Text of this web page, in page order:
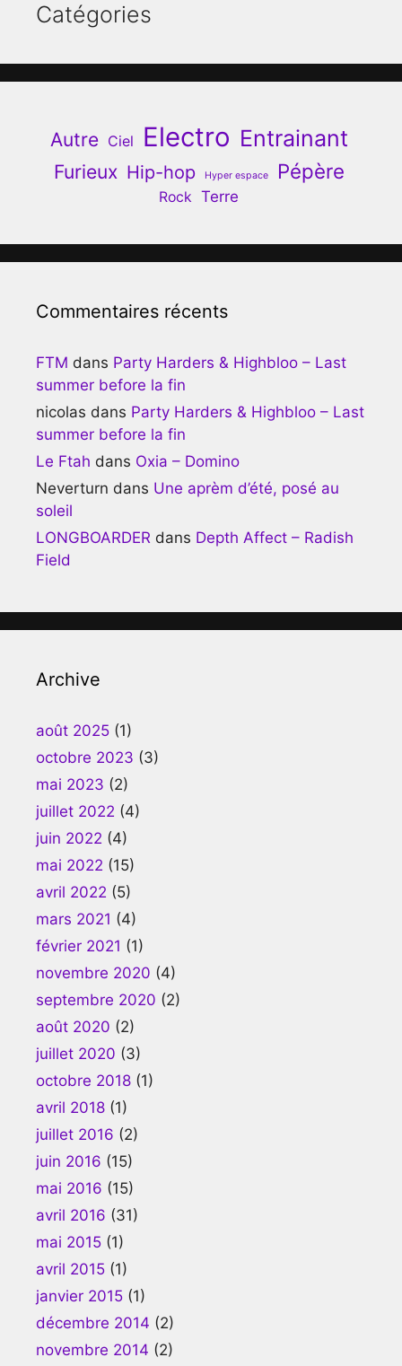
Catégories
Autre Ciel Electro Entrainant
Furieux Hip-hop Hyper espace Pépère
Rock Terre
Commentaires récents
FTM dans Party Harders & Highbloo – Last
summer before la fin
nicolas dans Party Harders & Highbloo – Last
summer before la fin
Le Ftah dans Oxia – Domino
Neverturn dans Une aprèm d’été, posé au
soleil
LONGBOARDER dans Depth Affect – Radish
Field
Archive
août 2025 (1)
octobre 2023 (3)
mai 2023 (2)
juillet 2022 (4)
juin 2022 (4)
mai 2022 (15)
avril 2022 (5)
mars 2021 (4)
février 2021 (1)
novembre 2020 (4)
septembre 2020 (2)
août 2020 (2)
juillet 2020 (3)
octobre 2018 (1)
avril 2018 (1)
juillet 2016 (2)
juin 2016 (15)
mai 2016 (15)
avril 2016 (31)
mai 2015 (1)
avril 2015 (1)
janvier 2015 (1)
décembre 2014 (2)
novembre 2014 (2)